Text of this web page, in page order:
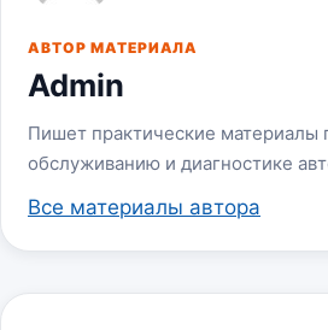
АВТОР МАТЕРИАЛА
Admin
Пишет практические материалы
обслуживанию и диагностике
Все материалы автора